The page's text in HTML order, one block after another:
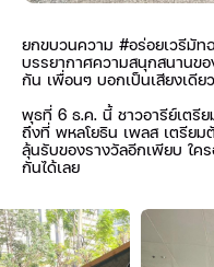
ยกขบวนความ #อร่อยเวรีมัท
บรรยากาศความสนุกสนานข
กัน เพื่อนๆ บอกเป็นเสียงเดีย
พุธที่ 6 ธ.ค. นี้ ชาวอารีย์เตรี
ถึงที่ พหลโยธิน เพลส เตรีย
ลุ้นรับของรางวัลอีกเพียบ ใค
กันได้เลย